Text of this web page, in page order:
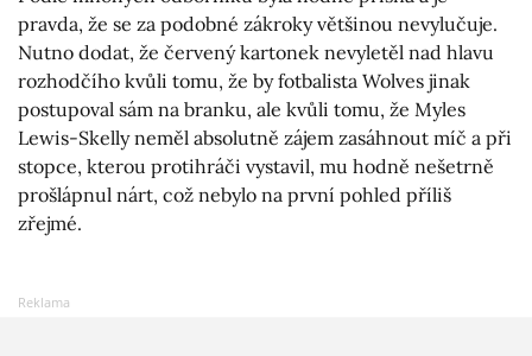
pravda, že se za podobné zákroky většinou nevylučuje.
Nutno dodat, že červený kartonek nevyletěl nad hlavu
rozhodčího kvůli tomu, že by fotbalista Wolves jinak
postupoval sám na branku, ale kvůli tomu, že Myles
Lewis-Skelly neměl absolutně zájem zasáhnout míč a při
stopce, kterou protihráči vystavil, mu hodně nešetrně
prošlápnul nárt, což nebylo na první pohled příliš
zřejmé.